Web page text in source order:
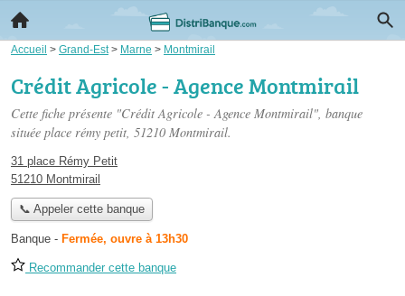
Accueil > Grand-Est> Marne > Montmirail
Crédit Agricole - Agence Montmirail
Cette fiche présente "Crédit Agricole - Agence Montmirail", banque
située place rémy petit, 51210 Montmirail.
31 place Rémy Petit
51210 Montmirail
📞 Appeler cette banque
Banque - Fermée, ouvre à 13h30
Recommander cette banque